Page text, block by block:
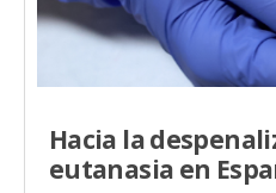
Hacia la
eutanasia en